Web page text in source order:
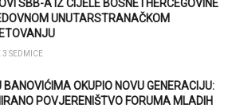
SBB-A IZ CIJELE BOSNE I HERCEGOVINE
UNUTARSTRANAČKOM
3 SEDMICE
BANOVIĆIMA OKUPIO NOVU GENERACIJU:
POVJERENIŠTVO FORUMA MLADIH